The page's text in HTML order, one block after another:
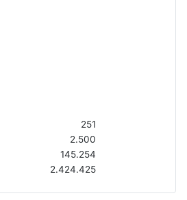
251
2.500
145.254
2.424.425